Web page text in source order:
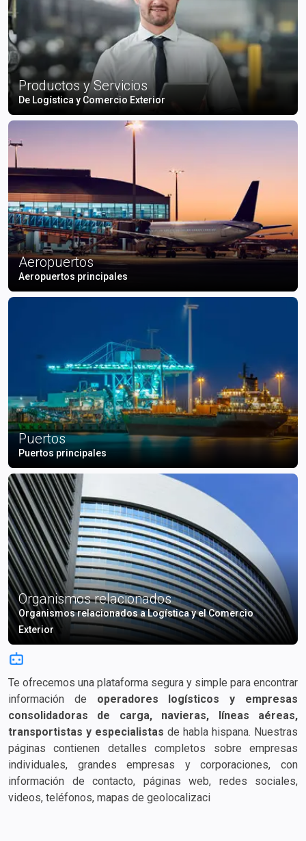
Productos y Servicios
De Logística y Comercio Exterior
Aeropuertos
Aeropuertos principales
Puertos
Puertos principales
Organismos relacionados
Organismos relacionados a Logística y el Comercio
Exterior
Te ofrecemos una plataforma segura y simple para encontrar
información de operadores logísticos y empresas
consolidadoras de carga, navieras, líneas aéreas,
transportistas y especialistas de habla hispana. Nuestras
páginas contienen detalles completos sobre empresas
individuales, grandes empresas y corporaciones, con
información de contacto, páginas web, redes sociales,
videos, teléfonos, mapas de geolocalización, correos